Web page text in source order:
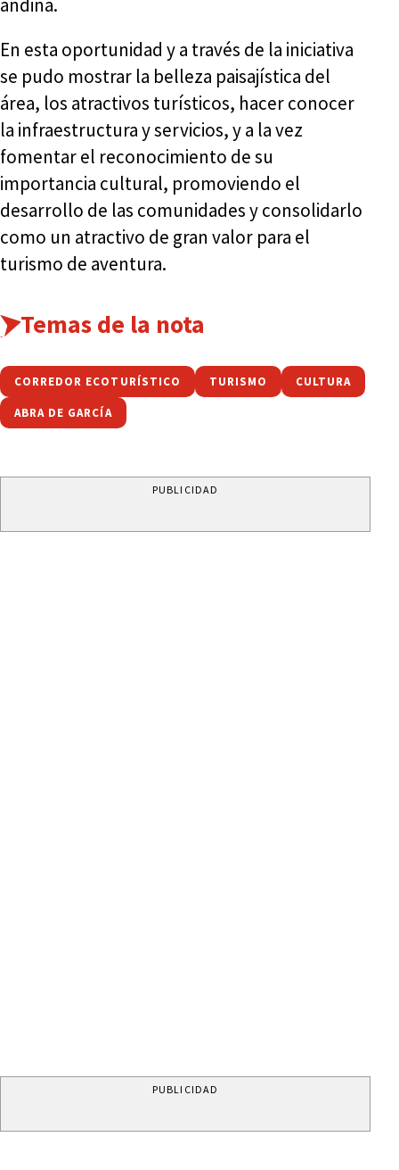
andina.
En esta oportunidad y a través de la iniciativa
se pudo mostrar la belleza paisajística del
área, los atractivos turísticos, hacer conocer
la infraestructura y servicios, y a la vez
fomentar el reconocimiento de su
importancia cultural, promoviendo el
desarrollo de las comunidades y consolidarlo
como un atractivo de gran valor para el
turismo de aventura.
Temas de la nota
CORREDOR ECOTURÍSTICO TURISMO CULTURA
ABRA DE GARCÍA
PUBLICIDAD
PUBLICIDAD